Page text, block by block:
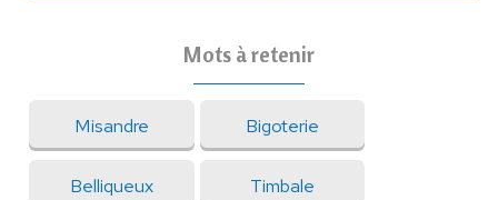
Mots à retenir
Misandre Bigoterie
Belliqueux Timbale